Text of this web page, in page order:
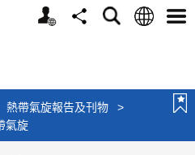
個
分
搜
語
選
熱帶氣旋報告及刊物
>
氣旋